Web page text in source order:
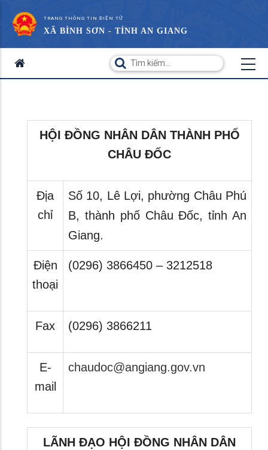
TRANG THÔNG TIN ĐIỆN TỬ
XÃ BÌNH SƠN - TỈNH AN GIANG
HỘI ĐỒNG NHÂN DÂN THÀNH PHỐ
CHÂU ĐỐC
Địa
chỉ
Số 10, Lê Lợi, phường Châu Phú
B, thành phố Châu Đốc, tỉnh An
Giang.
Điện
thoại
(0296) 3866450 – 3212518
Fax (0296) 3866211
E-
mail
chaudoc@angiang.gov.vn
LÃNH ĐẠO HỘI ĐỒNG NHÂN DÂN